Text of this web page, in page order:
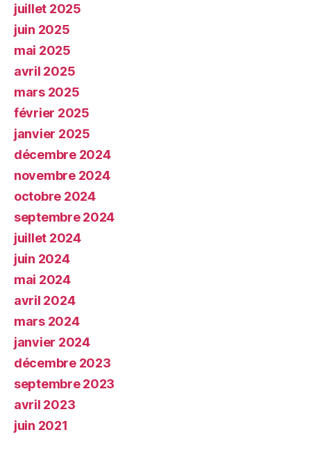
juillet 2025
juin 2025
mai 2025
avril 2025
mars 2025
février 2025
janvier 2025
décembre 2024
novembre 2024
octobre 2024
septembre 2024
juillet 2024
juin 2024
mai 2024
avril 2024
mars 2024
janvier 2024
décembre 2023
septembre 2023
avril 2023
juin 2021